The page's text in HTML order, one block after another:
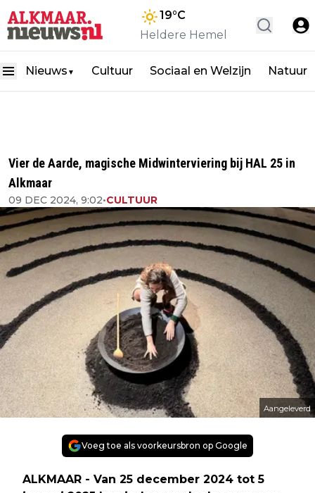
19°C
Heldere Hemel
Nieuws ▼ Cultuur Sociaal en Welzijn Natuur
Vier de Aarde, magische Midwinterviering bij HAL 25 in
Alkmaar
09 DEC 2024, 9:02•CULTUUR
Aangeleverd
Voeg toe als voorkeursbron op Google
ALKMAAR - Van 25 december 2024 tot 5